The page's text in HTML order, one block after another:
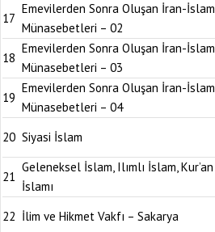
17
Emevilerden Sonra Oluşan İran-İslam
Münasebetleri – 02
18
Emevilerden Sonra Oluşan İran-İslam
Münasebetleri – 03
19
Emevilerden Sonra Oluşan İran-İslam
Münasebetleri – 04
20 Siyasi İslam
21
Geleneksel İslam, Ilımlı İslam, Kur’an
İslamı
22 İlim ve Hikmet Vakfı – Sakarya